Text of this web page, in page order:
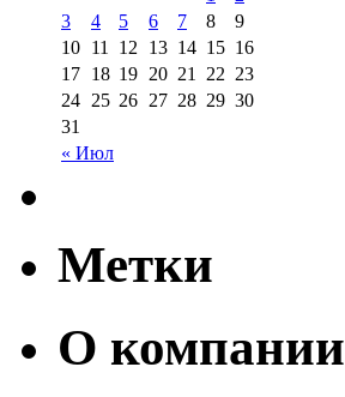
« Июл
3
4 5 6 7 8
9
10 11 12 13 14 15 16
17 18 19 20 21 22 23
24 25 26 27 28 29 30
31
Метки
О компании